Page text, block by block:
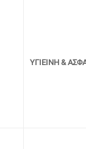
ΥΓΙΕΙΝΗ &